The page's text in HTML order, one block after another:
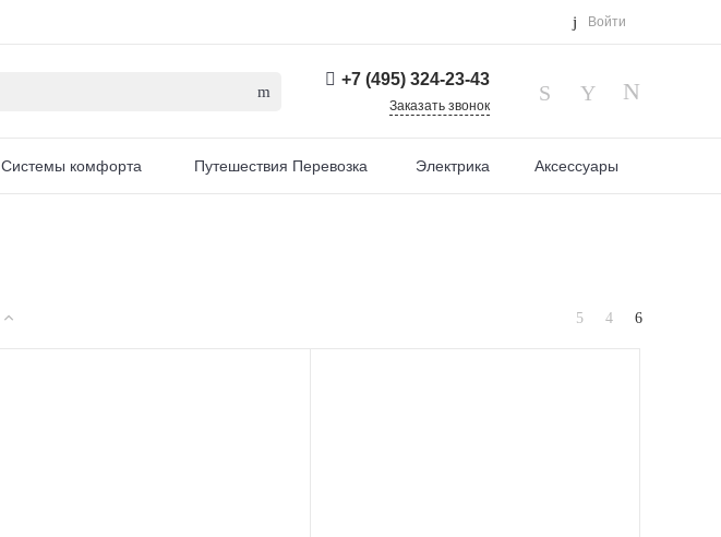
Войти
+7 (495) 324-23-43
Заказать звонок
Системы комфорта Путешествия Перевозка Электрика Аксессуары